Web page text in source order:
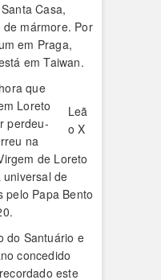
Casa,
mármore. Por
em Praga,
em Taiwan.
Leã
o X
que
Loreto
perdeu-
na
de Loreto
de
pelo Papa Bento
do Santuário e
concedido
este